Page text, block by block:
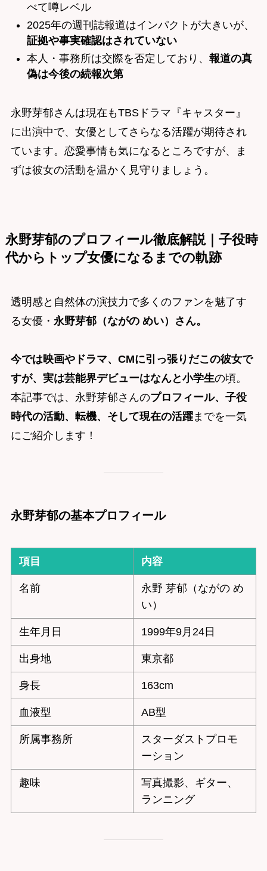
べて噂レベル
2025年の週刊誌報道はインパクトが大きいが、
証拠や事実確認はされていない
本人・事務所は交際を否定しており、 報道の真
偽は今後の続報次第
永野芽郁さんは現在もTBSドラマ『キャスター』
に出演中で、女優としてさらなる活躍が期待され
ています。恋愛事情も気になるところですが、ま
ずは彼女の活動を温かく見守りましょう。
永野芽郁のプロフィール徹底解説｜子役時
代からトップ女優になるまでの軌跡
透明感と自然体の演技力で多くのファンを魅了す
る女優・ 永野芽郁（ながの めい）さん。
今では映画やドラマ、CMに引っ張りだこの彼女で
すが、実は芸能界デビューはなんと小学生の頃。
本記事では、永野芽郁さんのプロフィール、子役
時代の活動、転機、そして現在の活躍までを一気
にご紹介します！
永野芽郁の基本プロフィール
項目 内容
名前
永野 芽郁（ながの め
い）
生年月日 1999年9月24日
出身地 東京都
身長 163cm
血液型 AB型
所属事務所
スターダストプロモ
ーション
趣味
写真撮影、ギター、
ランニング